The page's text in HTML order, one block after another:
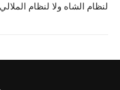
لنظام الشاه ولا لنظام